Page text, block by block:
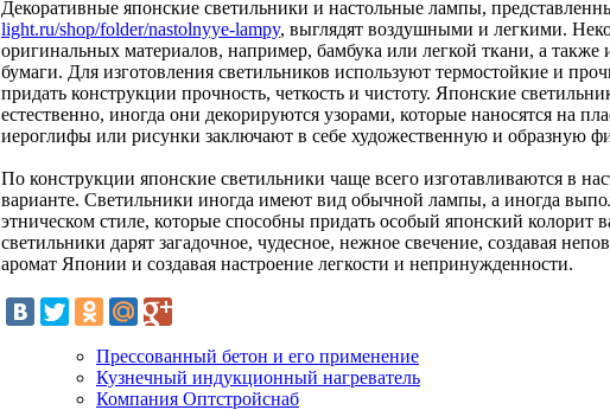
Декоративные японские светильники и настольные лампы,
light.ru/shop/folder/nastolnyye-lampy, выглядят воздушными и легкими.
оригинальных материалов, например, бамбука или легкой ткани, а также
бумаги. Для изготовления светильников используют термостойкие и
придать конструкции прочность, четкость и чистоту. Японские
естественно, иногда они декорируются узорами, которые наносятся на
иероглифы или рисунки заключают в себе художественную и образную
По конструкции японские светильники чаще всего изготавливаются в
варианте. Светильники иногда имеют вид обычной лампы, а иногда
этническом стиле, которые способны придать особый японский
светильники дарят загадочное, чудесное, нежное свечение, создавая
аромат Японии и создавая настроение легкости и непринужденности.
Прессованный бетон и его применение
Кузнечный индукционный нагреватель
Компания Оптстройснаб